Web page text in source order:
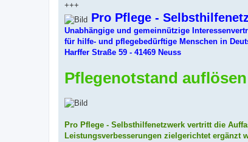
+++
Pro Pflege -
Unabhängige und gemeinnützige
für hilfe- und pflegebedürftige Menschen in
Harffer Straße 59 - 41469 Neuss
Pflegenotstand
Pro Pflege - Selbsthilfenetzwerk vertritt die
Leistungsverbesserungen zielgerichtet ergänzt